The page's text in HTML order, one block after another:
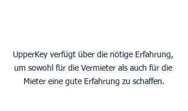
UpperKey verfügt über die nötige Erfahrung,
um sowohl für die Vermieter als auch für die
Mieter eine gute Erfahrung zu schaffen.